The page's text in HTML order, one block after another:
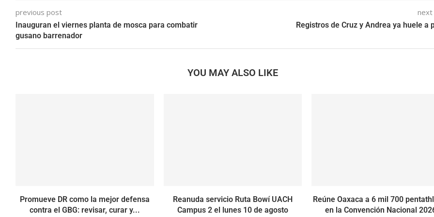
previous post
Inauguran el viernes planta de mosca para combatir
gusano barrenador
Registros de Cruz y Andrea ya huele a
YOU MAY ALSO LIKE
Promueve DR como la mejor defensa
contra el GBG: revisar, curar y...
Reanuda servicio Ruta Bowí UACH
Campus 2 el lunes 10 de agosto
Reúne Oaxaca a 6 mil 700
en la Convención Nacional